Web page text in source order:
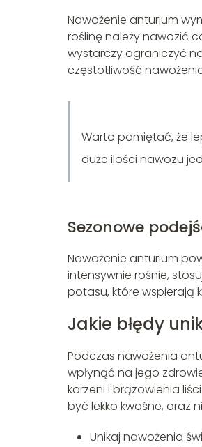
Nawożenie anturium
roślinę należy nawozić
wystarczy ograniczyć
częstotliwość
Warto pamiętać, że
duże ilości nawozu
Sezonowe
Nawożenie anturium
intensywnie rośnie,
potasu, które wspierają
Jakie błędy
Podczas nawożenia
wpłynąć na jego
korzeni i brązowienia
być lekko kwaśne, oraz
Unikaj nawożenia